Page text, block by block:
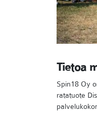
Tietoa
Spin18 Oy
ratatuote